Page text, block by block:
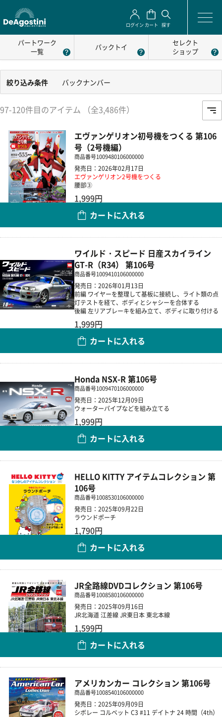
ログイン カート 探す
パートワーク
一覧
パックトイ
セレクト
ショップ
絞り込み条件 バックナンバー
97-120件目のアイテム （全3,486件）
エヴァンゲリオン初号機をつくる 第106
号（2号機編）
商品番号1009480106000000
発売日：2026年02月17日
エヴァンゲリオン2号機をつくる
腰部③
1,999円
カートに入れる
ワイルド・スピード 日産スカイライン
GT-R（R34） 第106号
商品番号1009410106000000
発売日：2026年01月13日
前編 ワイヤーを整理して基板に接続し、ライト類の点
灯テストを経て、ボディとシャシーを合体する
後編 左リアブレーキを組み立て、ボディに取り付ける
1,999円
カートに入れる
Honda NSX-R 第106号
商品番号1009470106000000
発売日：2025年12月09日
ウォーターパイプなどを組み立てる
1,999円
カートに入れる
HELLO KITTY アイテムコレクション 第
106号
商品番号1008530106000000
発売日：2025年09月22日
ラウンドポーチ
1,790円
カートに入れる
JR全路線DVDコレクション 第106号
商品番号1008580106000000
発売日：2025年09月16日
JR北海道 江差線 JR東日本 東北本線
1,599円
カートに入れる
アメリカンカー コレクション 第106号
商品番号1008540106000000
発売日：2025年09月09日
シボレー コルベット C3 #11 デイトナ 24 時間（4th）